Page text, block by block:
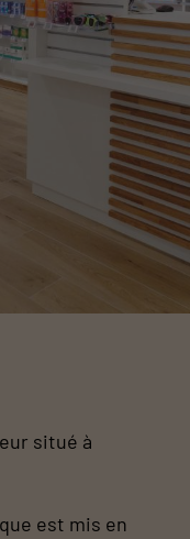
situé à
est mis en